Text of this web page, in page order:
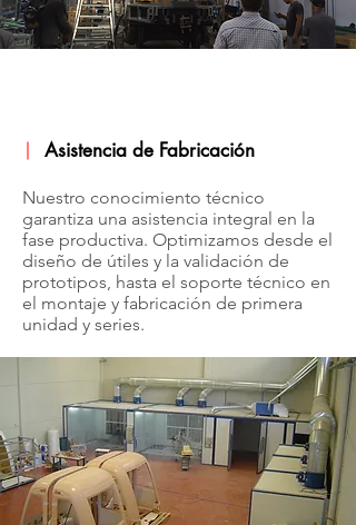
Asistencia de Fabricación
Nuestro conocimiento técnico
garantiza una asistencia integral en la
fase productiva. Optimizamos desde el
diseño de útiles y la validación de
prototipos, hasta el soporte técnico en
el montaje y fabricación de primera
unidad y series.